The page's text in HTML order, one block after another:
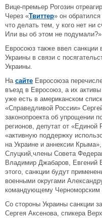
Вице-премьер Рогозин
Через «Твиттер» он
что делать тем, у кого нет ни
Или вы об этом не подумали?»
Евросоюз также ввел санкции
Украины в связи с
Украины.
На сайте Евросоюза
въезд в Евросоюз, а их
уже есть в американском
«Справедливой России»
законопроекта об упрощении
регионов, депутат от
«активную поддержку
на Украине и аннексии
Слуцкий,члены Совета
Владимир Джабаров,
этого, санкции будут
военными округами
командующему Черноморским
Со стороны Украины санкции
Сергея Аксенова, спикера